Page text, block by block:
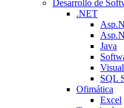
Desarrollo de
.NET
Java
SQL
Ofimática
Excel